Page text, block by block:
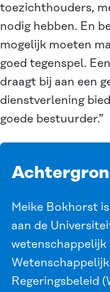
toezichthouders,
nodig hebben. En
mogelijk moeten
goed tegenspel.
draagt bij aan een
dienstverlening
goede bestuurder.”
Meike Bokhorst
aan de
wetenschappelijk
Regeringsbeleid